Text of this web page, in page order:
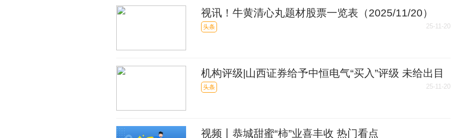
视讯！牛黄清心丸题材股票一览表（2025/11/20）
头条 25-11-20
机构评级|山西证券给予中恒电气“买入”评级 未给出目
标价
头条 25-11-20
视频丨恭城甜蜜“柿”业喜丰收 热门看点